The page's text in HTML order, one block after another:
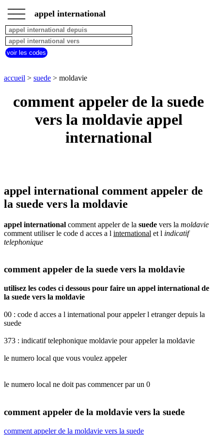
accueil
suede
appel
depuis
pays
commencant
D
P Q R S T
U
Y Z
___
___ appel international
voir les codes
accueil > suede > moldavie
comment appeler de la suede
vers la moldavie appel
international
appel international comment appeler de
la suede vers la moldavie
appel international comment appeler de la suede vers la moldavie
comment utiliser le code d acces a l international et l indicatif
telephonique
comment appeler de la suede vers la moldavie
utilisez les codes ci dessous pour faire un appel international de
la suede vers la moldavie
00 : code d acces a l international pour appeler l etranger depuis la
suede
373 : indicatif telephonique moldavie pour appeler la moldavie
le numero local que vous voulez appeler
le numero local ne doit pas commencer par un 0
comment appeler de la moldavie vers la suede
comment appeler de la moldavie vers la suede